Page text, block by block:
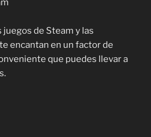
de Steam y las
encantan en un factor de
que puedes llevar a